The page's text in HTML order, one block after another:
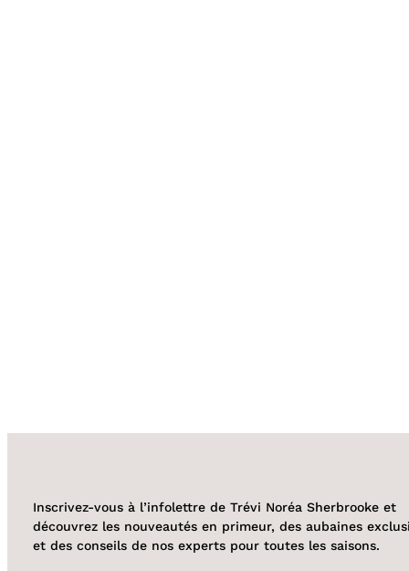
Inscrivez-vous à l’infolettre de Trévi Noréa Sherbrooke et
découvrez les nouveautés en primeur, des aubaines
et des conseils de nos experts pour toutes les saisons.